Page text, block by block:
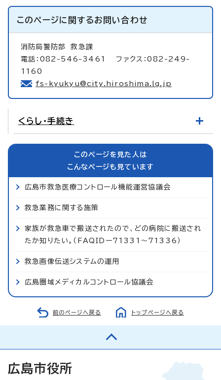
このページに関するお問い合わせ
消防局警防部救急課
電話：082-546-3461 ファクス：082-249-
1160
fs-kyukyu@city.hiroshima.lg.jp
くらし・手続き
このページを見た人は
こんなページも見ています
広島市救急医療コントロール機能運営協議会
救急業務に関する施策
家族が救急車で搬送されたので、どの病院に搬送され
たか知りたい。（FAQIDー71331～71336）
救急画像伝送システムの運用
広島圏域メディカルコントロール協議会
前のページへ戻る トップページへ戻る
広島市役所